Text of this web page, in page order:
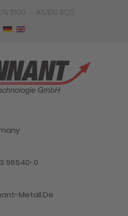
9100 -- AS/EN 9120
96540-0
Metall.de